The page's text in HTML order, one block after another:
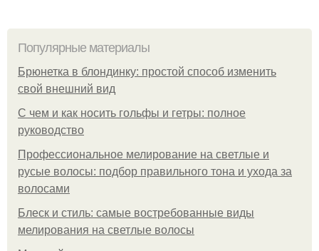
Популярные материалы
Брюнетка в блондинку: простой способ изменить
свой внешний вид
С чем и как носить гольфы и гетры: полное
руководство
Профессиональное мелирование на светлые и
русые волосы: подбор правильного тона и ухода за
волосами
Блеск и стиль: самые востребованные виды
мелирования на светлые волосы